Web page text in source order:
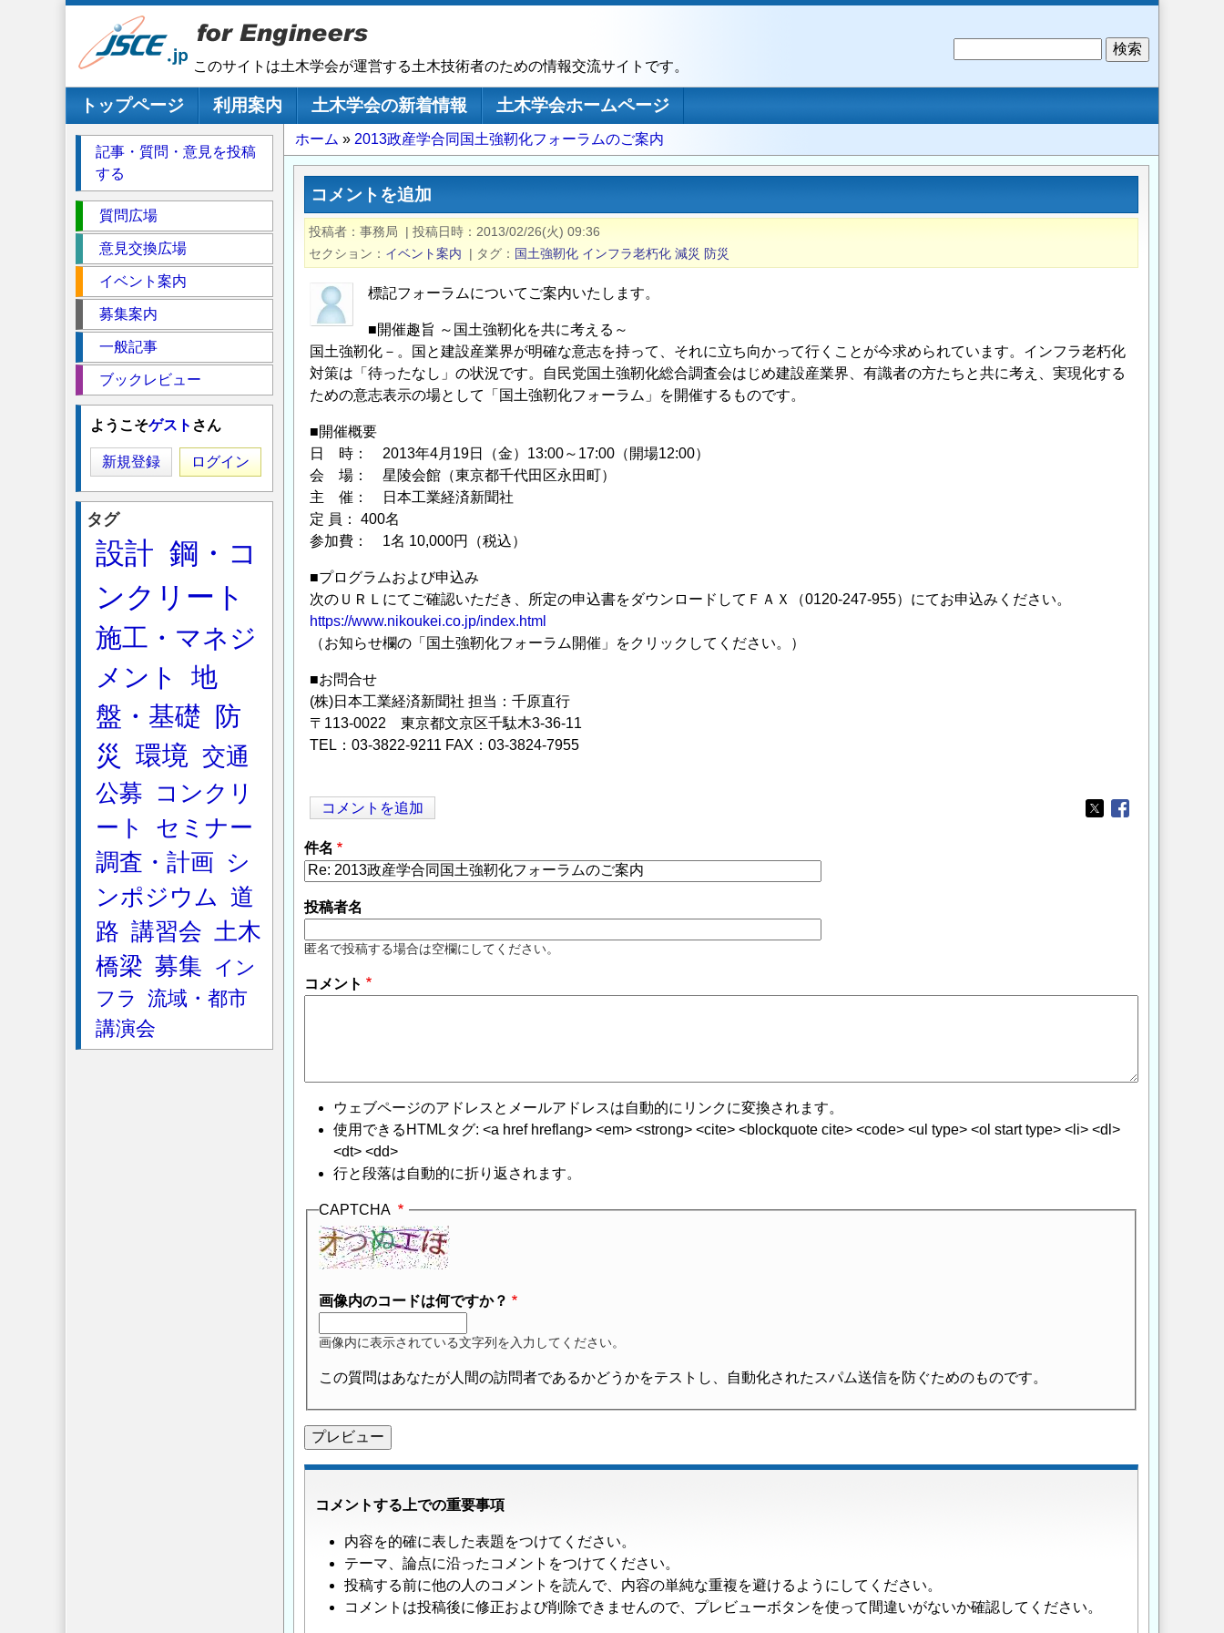
このサイトは土木学会が運営する土木技術者のための情報交流サイトです。
メインナビゲーション
トップページ 利用案内 土木学会の新着情報
土木学会ホームページ
パ
ン
ず
ホーム 2013政産学合同国土強靭化フォーラムのご案内
コメントを追加
投稿者 事務局 | 投稿日時
2013/02/26(火) 09:36
セクション
イベント案内 | タグ 国土強靭化 インフラ老朽化 減災 防災
標記フォーラムについてご案内いたします。
■開催趣旨 ～国土強靭化を共に考える～
国土強靭化－。国と建設産業界が明確な意志を持って、それに立ち向かって行くことが今求められています。インフラ老朽化
対策は「待ったなし」の状況です。自民党国土強靭化総合調査会はじめ建設産業界、有識者の方たちと共に考え、実現化する
ための意志表示の場として「国土強靭化フォーラム」を開催するものです。
■開催概要
日 時： 2013年4月19日（金）13:00～17:00（開場12:00）
会 場： 星陵会館（東京都千代田区永田町）
主 催： 日本工業経済新聞社
定 員： 400名
参加費： 1名 10,000円（税込）
■プログラムおよび申込み
次のＵＲＬにてご確認いただき、所定の申込書をダウンロードしてＦＡＸ（0120-247-955）にてお申込みください。
https://www.nikoukei.co.jp/index.html
（お知らせ欄の「国土強靭化フォーラム開催」をクリックしてください。）
■お問合せ
(株)日本工業経済新聞社 担当：千原直行
〒113-0022 東京都文京区千駄木3-36-11
TEL：03-3822-9211 FAX：03-3824-7955
コメントを追加
Opens in a new
Opens in a new
件名
投稿者名
匿名で投稿する場合は空欄にしてください。
コメント
ウェブページのアドレスとメールアドレスは自動的にリンクに変換されます。
使用できるHTMLタグ: <a href hreflang> <em> <strong> <cite> <blockquote cite> <code> <ul type> <ol start type> <li> <dl>
<dt> <dd>
行と段落は自動的に折り返されます。
CAPTCHA
画像内のコードは何ですか？
画像内に表示されている文字列を入力してください。
この質問はあなたが人間の訪問者であるかどうかをテストし、自動化されたスパム送信を防ぐためのものです。
コメントする上での重要事項
内容を的確に表した表題をつけてください。
テーマ、論点に沿ったコメントをつけてください。
投稿する前に他の人のコメントを読んで、内容の単純な重複を避けるようにしてください。
コメントは投稿後に修正および削除できませんので、プレビューボタンを使って間違いがないか確認してください。
記事・質問・意見を投稿
する
ク
シ
質問広場
意見交換広場
イベント案内
募集案内
一般記事
ブックレビュー
ようこそゲスト さん
新規登録 ログイン
タグ
設計 鋼・コ
ンクリート
施工・マネジ
メント
地
盤・基礎
防
災
環境 交通
公募
コンクリ
ート
セミナー
調査・計画
シ
ンポジウム 道
路 講習会 土木
橋梁 募集
イン
フラ
流域・都市
講演会